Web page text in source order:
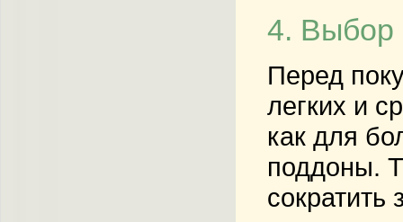
4. Выбор
Перед
легких и
как для
поддоны.
сократить